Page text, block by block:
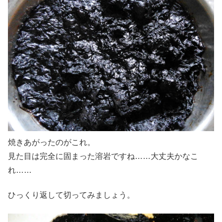
焼きあがったのがこれ。
見た目は完全に固まった溶岩ですね……大丈夫かなこ
れ……
ひっくり返して切ってみましょう。